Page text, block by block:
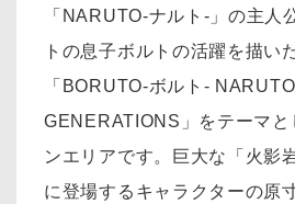
「NARUTO-ナルト-」の主人
トの息子ボルトの活躍を描い
「BORUTO-ボルト-
GENERATIONS」をテーマと
ンエリアです。巨大な「火影
に登場するキャラクターの原